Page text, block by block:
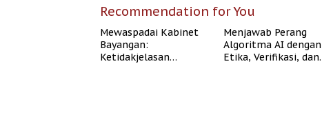
Recommendation for You
Mewaspadai Kabinet
Bayangan:
Ketidakjelasan
Menjawab Perang
Algoritma AI dengan
Etika, Verifikasi, dan